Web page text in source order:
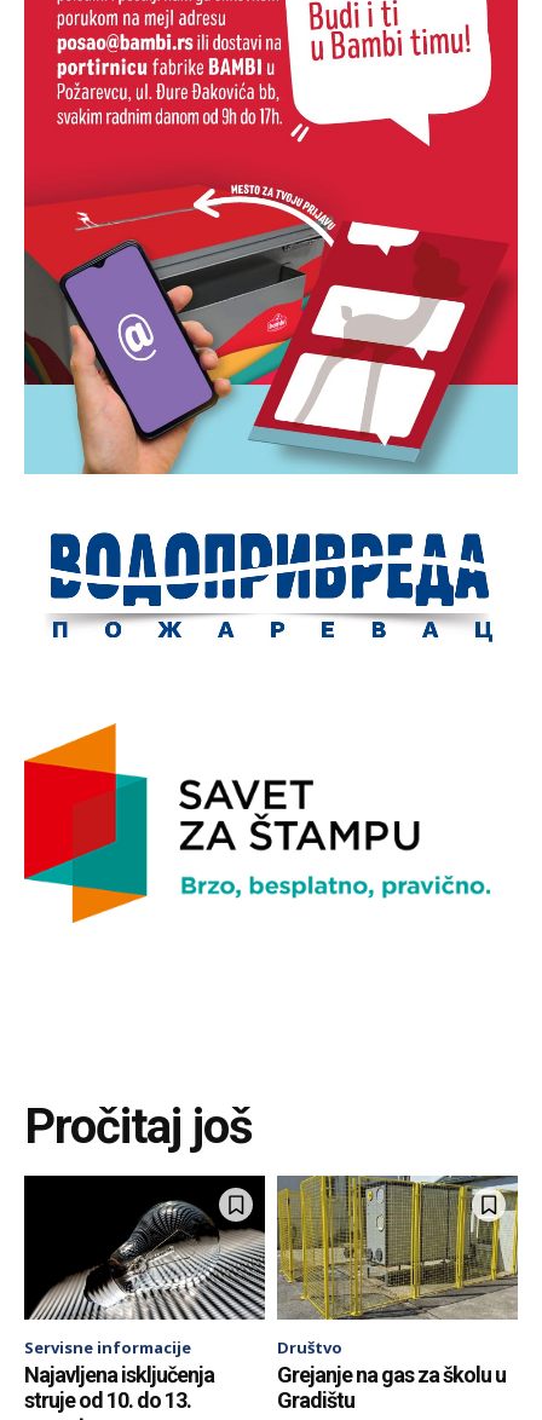
Pročitaj još
Servisne informacije
Najavljena isključenja
struje od 10. do 13.
Društvo
Grejanje na gas za školu u
Gradištu